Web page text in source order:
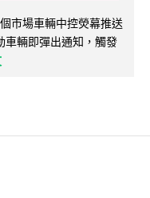
市場車輛中控熒幕推送
車輛即彈出通知，觸發